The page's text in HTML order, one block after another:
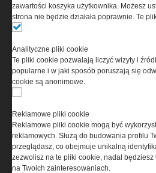
(zwana dalej Grupa MEDIUM) w
Ta witryna wykorzystuje pliki
informacji na Twoim komputerze.
w celu świadczenia usług na
w tym w sposób dostosowany do
zawartości koszyka użytkownika. Możesz
strona nie będzie działała poprawnie. Te
Analityczne pliki cookie
Te pliki cookie pozwalają liczyć wizyty i
popularne i w jaki sposób poruszają się
cookie są anonimowe.
Reklamowe pliki cookie
Reklamowe pliki cookie mogą być
reklamowych. Służą do budowania profilu
przeglądasz, co obejmuje unikalną
zezwolisz na te pliki cookie, nadal
na Twoich zainteresowaniach.